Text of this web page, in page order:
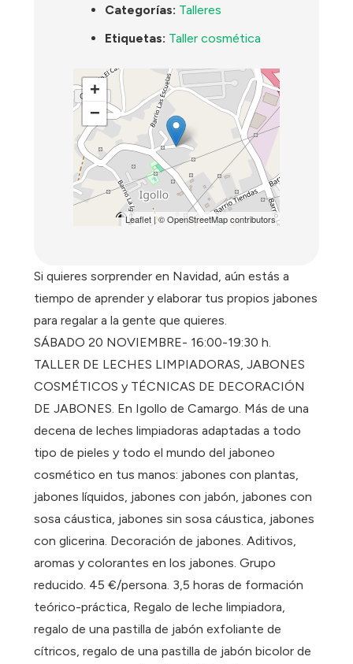
Categorías: Talleres
Etiquetas: Taller cosmética
+
−
Leaflet| ©OpenStreetMapcontributors
Si quieres sorprender en Navidad, aún estás a
tiempo de aprender y elaborar tus propios jabones
para regalar a la gente que quieres.
SÁBADO 20 NOVIEMBRE- 16:00-19:30 h.
TALLER DE LECHES LIMPIADORAS, JABONES
COSMÉTICOS y TÉCNICAS DE DECORACIÓN
DE JABONES. En Igollo de Camargo. Más de una
decena de leches limpiadoras adaptadas a todo
tipo de pieles y todo el mundo del jaboneo
cosmético en tus manos: jabones con plantas,
jabones líquidos, jabones con jabón, jabones con
sosa cáustica, jabones sin sosa cáustica, jabones
con glicerina. Decoración de jabones. Aditivos,
aromas y colorantes en los jabones. Grupo
reducido. 45 €/persona. 3,5 horas de formación
teórico-práctica, Regalo de leche limpiadora,
regalo de una pastilla de jabón exfoliante de
cítricos, regalo de una pastilla de jabón bicolor de